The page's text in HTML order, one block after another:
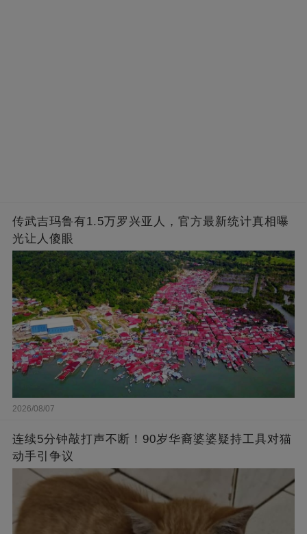
传武吉玛鲁有1.5万罗兴亚人，官方最新统计真相曝
光让人傻眼
2026/08/07
连续5分钟敲打声不断！90岁华裔婆婆疑持工具对猫
动手引争议